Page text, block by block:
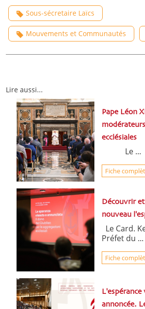
Sous-sécretaire Laïcs
Mouvements et Communautés
Lire aussi...
Pape Léon
ecclésiales
Le ...
Fiche
Découvrir
nouveau
Le Card.
Préfet du ...
Fiche
L'espérance
annoncée.